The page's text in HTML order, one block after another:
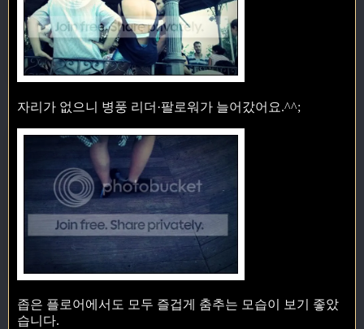
자리가 없으니 병풍 리더·팔로워가 늘어갔어요.^^;
좁은 플로어에서도 모두 즐겁게 춤추는 모습이 보기 좋았
습니다.